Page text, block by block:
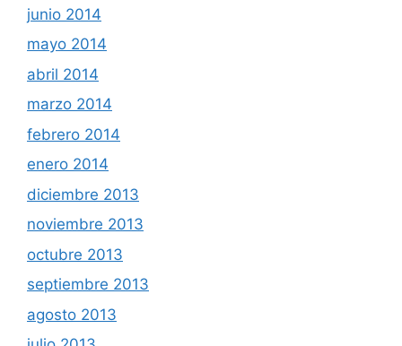
junio 2014
mayo 2014
abril 2014
marzo 2014
febrero 2014
enero 2014
diciembre 2013
noviembre 2013
octubre 2013
septiembre 2013
agosto 2013